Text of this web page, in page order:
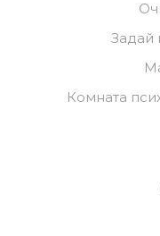
Задай
Комната